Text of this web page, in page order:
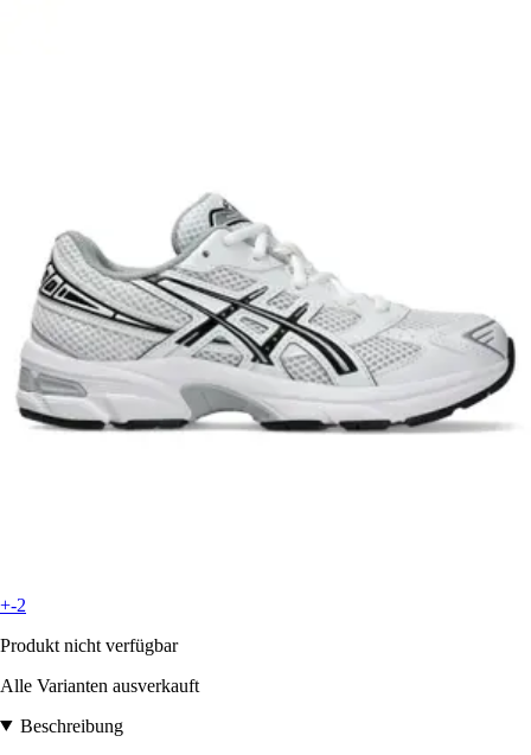
+-2
Produkt nicht verfügbar
Alle Varianten ausverkauft
Beschreibung